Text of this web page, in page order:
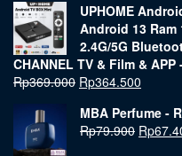
UPHOME
Android 13 Ram
2.4G/5G
CHANNEL TV & Film &
Rp369.000 Rp364.500
MBA Perfume -
Rp79.900 Rp